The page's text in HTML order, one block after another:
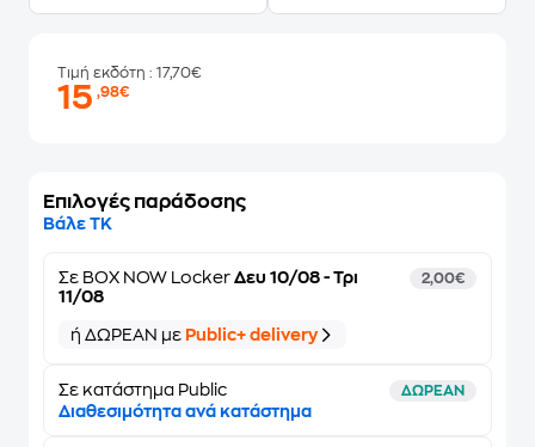
Τιμή εκδότη : 17,70€
15,98€
Επιλογές παράδοσης
Βάλε ΤΚ
Σε BOX NOW Locker Δευ 10/08 - Τρι
11/08
2,00€
ή ΔΩΡΕΑΝ με Public+ delivery
Σε κατάστημα Public ΔΩΡΕΑΝ
Διαθεσιμότητα ανά κατάστημα